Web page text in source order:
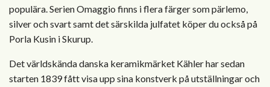
populära. Serien Omaggio finns i flera färger som pärlemo,
silver och svart samt det särskilda julfatet köper du också på
Porla Kusin i Skurup.
Det världskända danska keramikmärket Kähler har sedan
starten 1839 fått visa upp sina konstverk på utställningar och